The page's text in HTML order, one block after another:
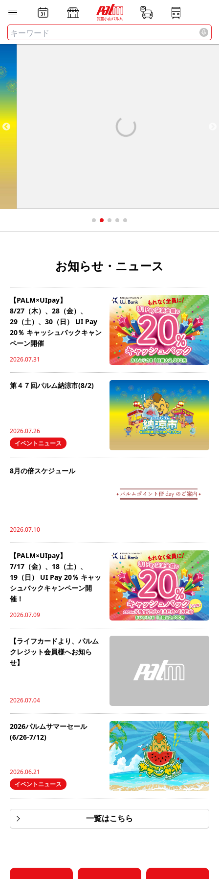
お知らせ・ニュース
【PALM×UIpay】
8/27（木）、28（金）、
29（土）、30（日） UI Pay
20％ キャッシュバックキャン
ペーン開催
2026.07.31
第４７回パルム納涼市(8/2)
2026.07.26
イベントニュース
8月の倍スケジュール
2026.07.10
【PALM×UIpay】
7/17（金）、18（土）、
19（日） UI Pay 20％ キャッ
シュバックキャンペーン開
催！
2026.07.09
【ライフカードより、パルム
クレジット会員様へお知ら
せ】
2026.07.04
2026パルムサマーセール
(6/26-7/12)
2026.06.21
イベントニュース
一覧はこちら